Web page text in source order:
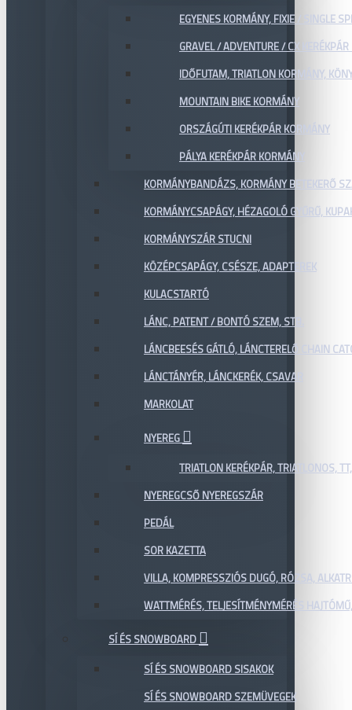
EGYENES KORMÁNY, FIXIE / SINGLE
GRAVEL / ADVENTURE / CX
IDŐFUTAM, TRIATLON KORMÁNY,
MOUNTAIN BIKE KORMÁNY
ORSZÁGÚTI KERÉKPÁR KORMÁNY
PÁLYA KERÉKPÁR KORMÁNY
KORMÁNYBANDÁZS, KORMÁNY BETEKERŐ
KORMÁNYCSAPÁGY, HÉZAGOLÓ GYŰRŰ,
KORMÁNYSZÁR STUCNI
KÖZÉPCSAPÁGY, CSÉSZE, ADAPTEREK
KULACSTARTÓ
LÁNC, PATENT / BONTÓ SZEM, STB.
LÁNCBEESÉS GÁTLÓ, LÁNCTERELŐ CHAIN
LÁNCTÁNYÉR, LÁNCKERÉK, CSAVAR
MARKOLAT
NYEREG
TRIATLON KERÉKPÁR, TRIATLONOS,
NYEREGCSŐ NYEREGSZÁR
PEDÁL
SOR KAZETTA
VILLA, KOMPRESSZIÓS DUGÓ, RÓZSA,
WATTMÉRÉS, TELJESÍTMÉNYMÉRÉS
SÍ ÉS SNOWBOARD
SÍ ÉS SNOWBOARD SISAKOK
SÍ ÉS SNOWBOARD SZEMÜVEGEK